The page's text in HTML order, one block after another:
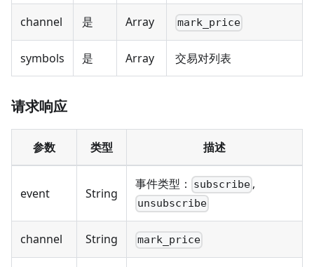
channel 是 Array mark_price
symbols 是 Array 交易对列表
请求响应
参数 类型 描述
event String
事件类型： subscribe ,
unsubscribe
channel String mark_price